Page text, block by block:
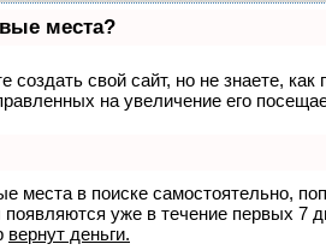
места?
свой сайт, но не знаете,
на увеличение его
места в поиске самостоятельно,
уже в течение первых 7
вернут деньги.